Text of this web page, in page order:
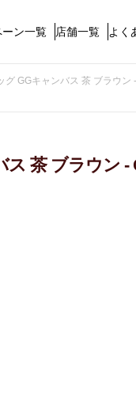
ン一覧 店舗一覧
よく
グ GGキャンバス 茶 ブラウン
茶 ブラウン -